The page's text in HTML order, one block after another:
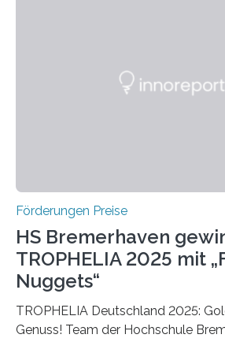
Foundation, des BIAL Award in
Förderungen Preise
HS Bremerhaven
TROPHELIA 2025 mit
Nuggets“
TROPHELIA Deutschland 2025:
Genuss! Team der Hochschule